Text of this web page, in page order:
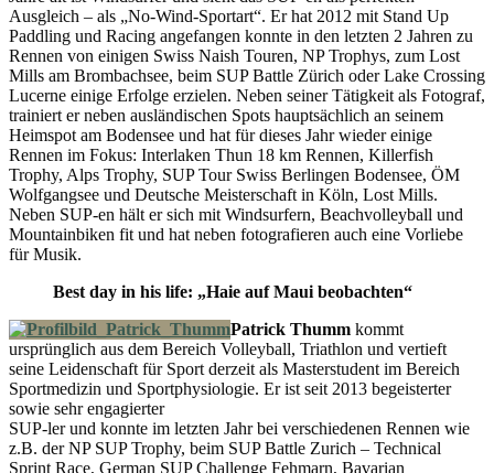
Ausgleich – als „No-Wind-Sportart“. Er hat 2012 mit Stand Up
Paddling und Racing angefangen konnte in den letzten 2 Jahren zu
Rennen von einigen Swiss Naish Touren, NP Trophys, zum Lost
Mills am Brombachsee, beim SUP Battle Zürich oder Lake Crossing
Lucerne einige Erfolge erzielen. Neben seiner Tätigkeit als Fotograf,
trainiert er neben ausländischen Spots hauptsächlich an seinem
Heimspot am Bodensee und hat für dieses Jahr wieder einige
Rennen im Fokus: Interlaken Thun 18 km Rennen, Killerfish
Trophy, Alps Trophy, SUP Tour Swiss Berlingen Bodensee, ÖM
Wolfgangsee und Deutsche Meisterschaft in Köln, Lost Mills.
Neben SUP-en hält er sich mit Windsurfern, Beachvolleyball und
Mountainbiken fit und hat neben fotografieren auch eine Vorliebe
für Musik.
Best day in his life: „Haie auf Maui beobachten“
Patrick Thumm kommt
ursprünglich aus dem Bereich Volleyball, Triathlon und vertieft
seine Leidenschaft für Sport derzeit als Masterstudent im Bereich
Sportmedizin und Sportphysiologie. Er ist seit 2013 begeisterter
sowie sehr engagierter
SUP-ler und konnte im letzten Jahr bei verschiedenen Rennen wie
z.B. der NP SUP Trophy, beim SUP Battle Zurich – Technical
Sprint Race, German SUP Challenge Fehmarn, Bavarian